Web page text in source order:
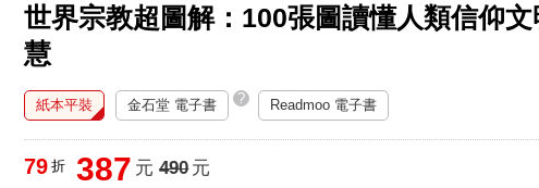
世界宗教超圖解：100張圖讀懂人類信仰
慧
紙本平裝 金石堂 電子書 ? Readmoo 電子書
79 折 387 元 490元